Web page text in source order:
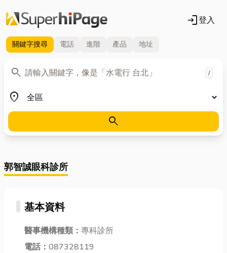
login登入
關鍵字搜尋 電話 進階 產品 地址
search
關鍵字 /
place
地區
search
郭智誠眼科診所
基本資料
醫事機構種類： 專科診所
電話： 087328119